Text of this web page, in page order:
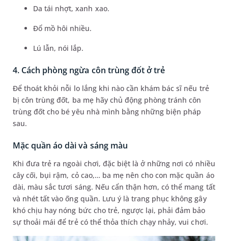
Da tái nhợt, xanh xao.
Đổ mồ hôi nhiều.
Lú lẫn, nói lắp.
4. Cách phòng ngừa côn trùng đốt ở trẻ
Để thoát khỏi nỗi lo lắng khi nào cần khám bác sĩ nếu trẻ
bị côn trùng đốt, ba mẹ hãy chủ động phòng tránh côn
trùng đốt cho bé yêu nhà mình bằng những biện pháp
sau.
Mặc quần áo dài và sáng màu
Khi đưa trẻ ra ngoài chơi, đặc biệt là ở những nơi có nhiều
cây cối, bụi rậm, cỏ cao,… ba mẹ nên cho con mặc quần áo
dài, màu sắc tươi sáng. Nếu cẩn thận hơn, có thể mang tất
và nhét tất vào ống quần. Lưu ý là trang phục không gây
khó chịu hay nóng bức cho trẻ, ngược lại, phải đảm bảo
sự thoải mái để trẻ có thể thỏa thích chạy nhảy, vui chơi.